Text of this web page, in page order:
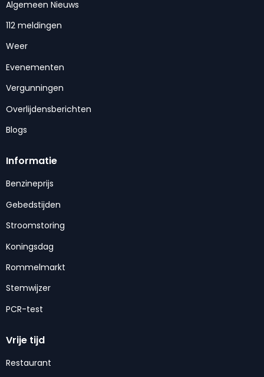
Algemeen Nieuws
112 meldingen
Weer
Evenementen
Vergunningen
Overlijdensberichten
Blogs
Informatie
Benzineprijs
Gebedstijden
Stroomstoring
Koningsdag
Rommelmarkt
Stemwijzer
PCR-test
Vrije tijd
Restaurant